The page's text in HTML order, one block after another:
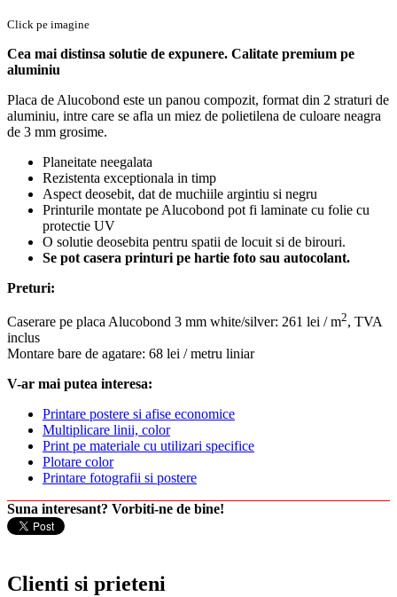
Click pe imagine
Cea mai distinsa solutie de expunere. Calitate premium pe
aluminiu
Placa de Alucobond este un panou compozit, format din 2 straturi de
aluminiu, intre care se afla un miez de polietilena de culoare neagra
de 3 mm grosime.
Planeitate neegalata
Rezistenta exceptionala in timp
Aspect deosebit, dat de muchiile argintiu si negru
Printurile montate pe Alucobond pot fi laminate cu folie cu
protectie UV
O solutie deosebita pentru spatii de locuit si de birouri.
Se pot casera printuri pe hartie foto sau autocolant.
Preturi:
Caserare pe placa Alucobond 3 mm white/silver: 261 lei / m2, TVA
inclus
Montare bare de agatare: 68 lei / metru liniar
V-ar mai putea interesa:
Printare postere si afise economice
Multiplicare linii, color
Print pe materiale cu utilizari specifice
Plotare color
Printare fotografii si postere
Suna interesant? Vorbiti-ne de bine!
Clienti si prieteni